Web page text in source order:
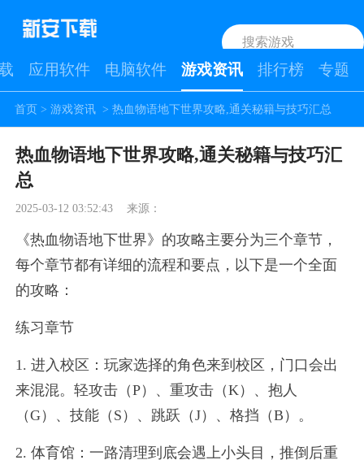
应用软件 电脑软件 游戏资讯 排行榜 专题
首页> 游戏资讯 > 热血物语地下世界攻略,通关秘籍与技巧汇总
热血物语地下世界攻略,通关秘籍与技巧汇
总
2025-03-12 03:52:43 来源：
《热血物语地下世界》的攻略主要分为三个章节，
每个章节都有详细的流程和要点，以下是一个全面
的攻略：
练习章节
1. 进入校区：玩家选择的角色来到校区，门口会出
来混混。轻攻击（P）、重攻击（K）、抱人
（G）、技能（S）、跳跃（J）、格挡（B）。
2. 体育馆：一路清理到底会遇上小头目，推倒后重